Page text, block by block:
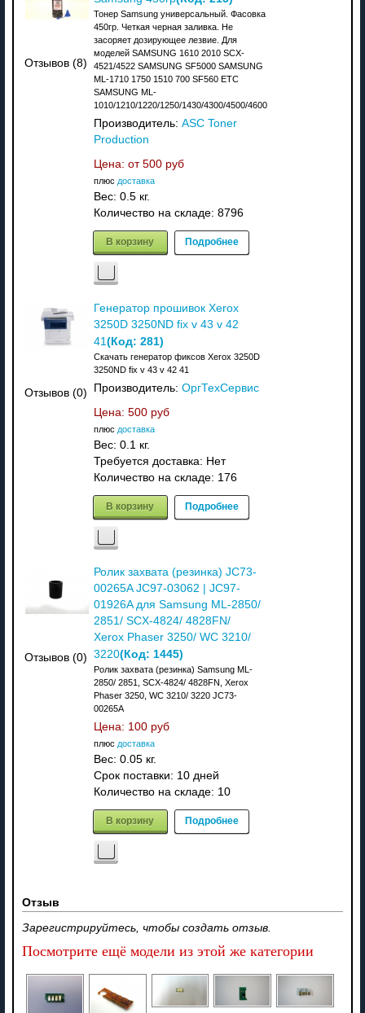
Отзывов (8)
Тонер Samsung универсальный. Фасовка
450гр. Четкая черная заливка. Не
засоряет дозирующее лезвие. Для
моделей SAMSUNG 1610 2010 SCX-
4521/4522 SAMSUNG SF5000 SAMSUNG
ML-1710 1750 1510 700 SF560 ETC
SAMSUNG ML-
1010/1210/1220/1250/1430/4300/4500/4600
Производитель: ASC Toner
Production
Цена: от 500 руб
плюс доставка
Вес: 0.5 кг.
Количество на складе: 8796
В корзину Подробнее
Отзывов (0)
Генератор прошивок Xerox
3250D 3250ND fix v 43 v 42
41 (Код: 281)
Скачать генератор фиксов Xerox 3250D
3250ND fix v 43 v 42 41
Производитель: ОргТехСервис
Цена: 500 руб
плюс доставка
Вес: 0.1 кг.
Требуется доставка: Нет
Количество на складе: 176
В корзину Подробнее
Отзывов (0)
Ролик захвата (резинка) JC73-
00265A JC97-03062 | JC97-
01926A для Samsung ML-2850/
2851/ SCX-4824/ 4828FN/
Xerox Phaser 3250/ WC 3210/
3220(Код: 1445)
Ролик захвата (резинка) Samsung ML-
2850/ 2851, SCX-4824/ 4828FN, Xerox
Phaser 3250, WC 3210/ 3220 JC73-
00265A
Цена: 100 руб
плюс доставка
Вес: 0.05 кг.
Срок поставки: 10 дней
Количество на складе: 10
В корзину Подробнее
Отзыв
Зарегистрируйтесь, чтобы создать отзыв.
Посмотрите ещё модели из этой же категории